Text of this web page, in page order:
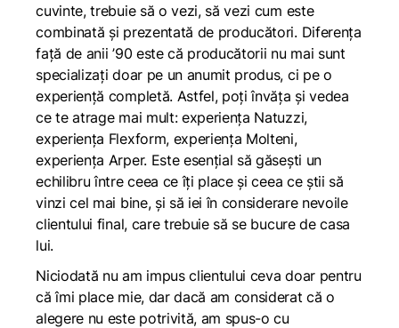
cuvinte, trebuie să o vezi, să vezi cum este
combinată și prezentată de producători. Diferența
față de anii ’90 este că producătorii nu mai sunt
specializați doar pe un anumit produs, ci pe o
experiență completă. Astfel, poți învăța și vedea
ce te atrage mai mult: experiența Natuzzi,
experiența Flexform, experiența Molteni,
experiența Arper. Este esențial să găsești un
echilibru între ceea ce îți place și ceea ce știi să
vinzi cel mai bine, și să iei în considerare nevoile
clientului final, care trebuie să se bucure de casa
lui.
Niciodată nu am impus clientului ceva doar pentru
că îmi place mie, dar dacă am considerat că o
alegere nu este potrivită, am spus-o cu